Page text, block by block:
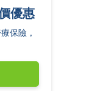
優惠
保險，